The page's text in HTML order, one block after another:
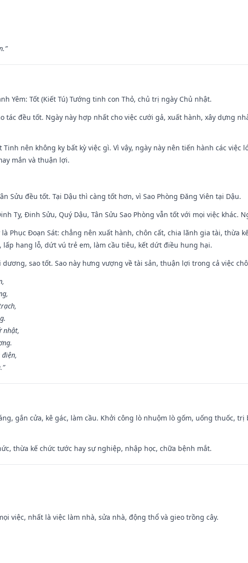
Yêm: Tốt (Kiết Tú) Tướng tinh con Thỏ, chủ trị ngày Chủ nhật.
tác đều tốt. Ngày này hợp nhất cho việc cưới gả, xuất hành, xây dựng
Tinh nên không kỵ bất kỳ việc gì. Vì vậy, ngày này nên tiến hành các
mắn và thuận lợi.
Sửu đều tốt. Tại Dậu thì càng tốt hơn, vì Sao Phòng Đăng Viên tại Dậu.
Tỵ, Đinh Sửu, Quý Dậu, Tân Sửu Sao Phòng vẫn tốt với mọi việc khác.
là Phục Đoạn Sát: chẳng nên xuất hành, chôn cất, chia lãnh gia tài, thừa
lấp hang lỗ, dứt vú trẻ em, làm cầu tiêu, kết dứt điều hung hại.
dương, sao tốt. Sao này hưng vượng về tài sản, thuận lợi trong cả việc
nhật,
gắn cửa, kê gác, làm cầu. Khởi công lò nhuộm lò gốm, uống thuốc,
thừa kế chức tước hay sự nghiệp, nhập học, chữa bệnh mắt.
việc, nhất là việc làm nhà, sửa nhà, động thổ và gieo trồng cây.